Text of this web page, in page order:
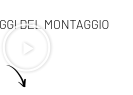
DEL MONTAGGIO